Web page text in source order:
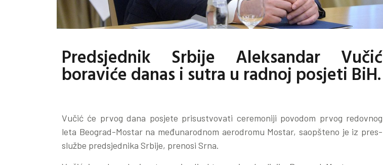
Predsjednik Srbije Aleksandar Vučić
boraviće danas i sutra u radnoj posjeti BiH.
Vučić će prvog dana posjete prisustvovati ceremoniji povodom prvog redovnog
leta Beograd-Mostar na međunarodnom aerodromu Mostar, saopšteno je iz pres-
službe predsjednika Srbije, prenosi Srna.